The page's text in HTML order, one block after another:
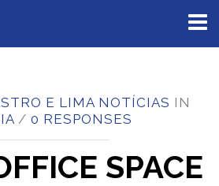
E LIMA NOTÍCIAS IN
/ 0 RESPONSES
SPACE